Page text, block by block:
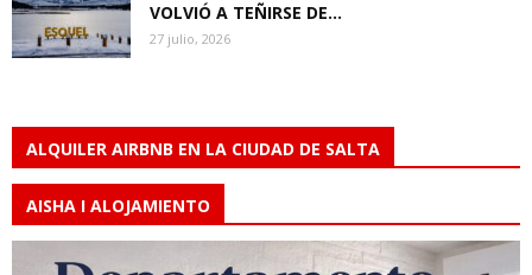
VOLVIÓ A TEÑIRSE DE...
27 julio, 2026
ALQUILER AIRBNB EN LA CIUDAD DE SALTA
AISHA I ALOJAMIENTO